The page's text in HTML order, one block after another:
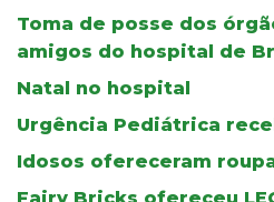
Toma de posse dos
amigos do hospital de
Natal no hospital
Urgência Pediátrica
Idosos ofereceram